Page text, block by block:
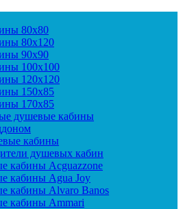
80x80
80x120
90х90
100x100
120x120
150x85
170x85
душевые кабины
кабины
душевых кабин
кабины Acguazzone
кабины Agua Joy
кабины Alvaro Banos
кабины Ammari